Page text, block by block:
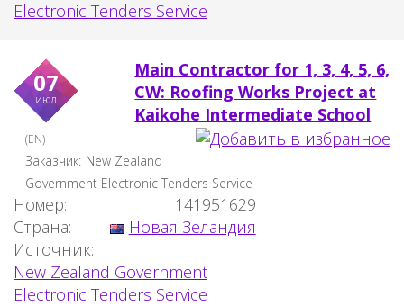
Electronic Tenders Service
07
июл
Main Contractor for 1, 3, 4, 5, 6,
CW: Roofing Works Project at
Kaikohe Intermediate School
(EN)
Заказчик: New Zealand
Government Electronic Tenders Service
Номер:
141951629
Страна:
Новая Зеландия
Источник:
New Zealand Government
Electronic Tenders Service